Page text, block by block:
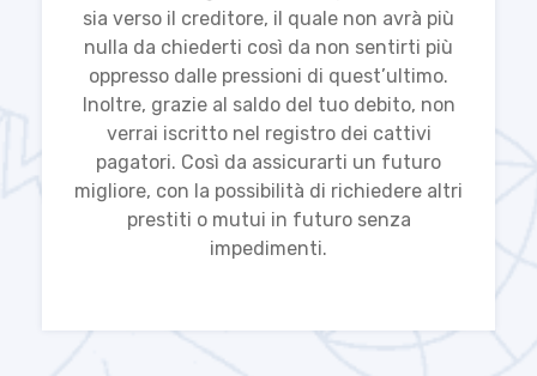
sia verso il creditore, il quale non avrà più
nulla da chiederti così da non sentirti più
oppresso dalle pressioni di quest’ultimo.
Inoltre, grazie al saldo del tuo debito, non
verrai iscritto nel registro dei cattivi
pagatori. Così da assicurarti un futuro
migliore, con la possibilità di richiedere altri
prestiti o mutui in futuro senza
impedimenti.